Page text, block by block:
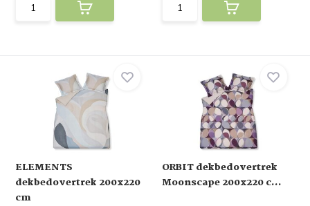
ELEMENTS
dekbedovertrek 200x220
cm
ORBIT dekbedovertrek
Moonscape 200x220 c...